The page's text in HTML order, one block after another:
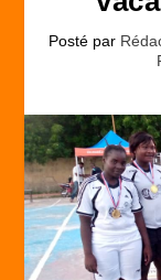
Posté par